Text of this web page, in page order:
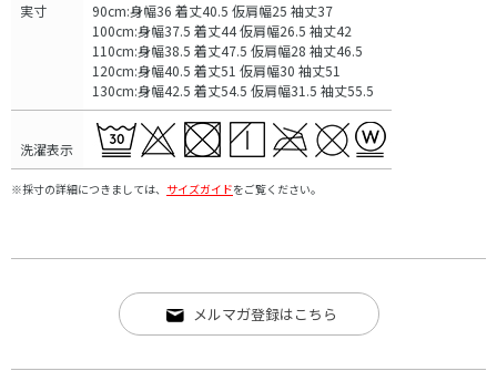
実寸
90cm:身幅36 着丈40.5 仮肩幅25 袖丈37
100cm:身幅37.5 着丈44 仮肩幅26.5 袖丈42
110cm:身幅38.5 着丈47.5 仮肩幅28 袖丈46.5
120cm:身幅40.5 着丈51 仮肩幅30 袖丈51
130cm:身幅42.5 着丈54.5 仮肩幅31.5 袖丈55.5
洗濯表示
※採寸の詳細につきましては、 サイズガイドをご覧ください。
メルマガ登録はこちら